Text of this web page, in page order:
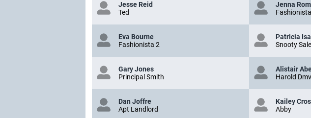
Jesse Reid
Ted
Jenna
Eva Bourne
Fashionista 2
Patricia
Snooty
Gary Jones
Principal Smith
Alistair
Harold
Dan Joffre
Apt Landlord
Kailey
Abby